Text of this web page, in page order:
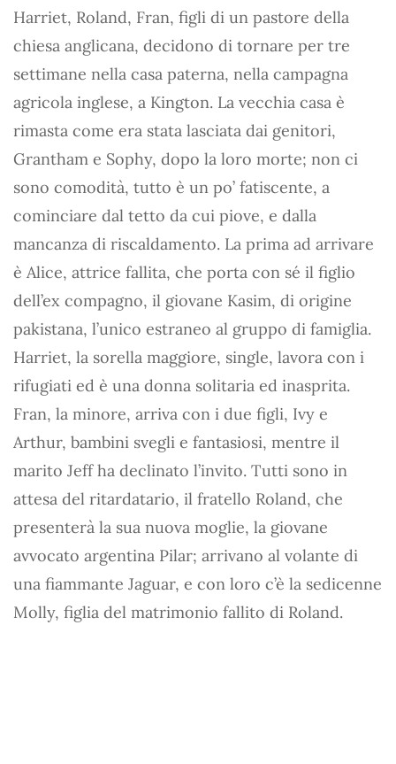
Harriet, Roland, Fran, figli di un pastore della
chiesa anglicana, decidono di tornare per tre
settimane nella casa paterna, nella campagna
agricola inglese, a Kington. La vecchia casa è
rimasta come era stata lasciata dai genitori,
Grantham e Sophy, dopo la loro morte; non ci
sono comodità, tutto è un po’ fatiscente, a
cominciare dal tetto da cui piove, e dalla
mancanza di riscaldamento. La prima ad arrivare
è Alice, attrice fallita, che porta con sé il figlio
dell’ex compagno, il giovane Kasim, di origine
pakistana, l’unico estraneo al gruppo di famiglia.
Harriet, la sorella maggiore, single, lavora con i
rifugiati ed è una donna solitaria ed inasprita.
Fran, la minore, arriva con i due figli, Ivy e
Arthur, bambini svegli e fantasiosi, mentre il
marito Jeff ha declinato l’invito. Tutti sono in
attesa del ritardatario, il fratello Roland, che
presenterà la sua nuova moglie, la giovane
avvocato argentina Pilar; arrivano al volante di
una fiammante Jaguar, e con loro c’è la sedicenne
Molly, figlia del matrimonio fallito di Roland.